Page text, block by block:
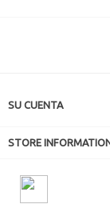
SU CUENTA
STORE